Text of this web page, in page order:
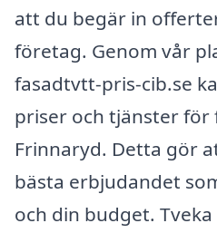
att du begär in
företag. Genom vår
fasadtvtt-pris-cib.se
priser och tjänster för
Frinnaryd. Detta gör
bästa erbjudandet
och din budget.